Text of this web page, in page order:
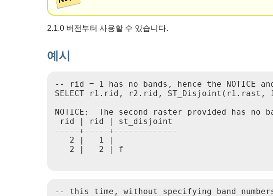
2.1.0 버전부터 사용할 수 있습니다.
예시
-- rid = 1 has no bands, hence the NOTICE
SELECT r1.rid, r2.rid, ST_Disjoint(r1.rast, 1,
NOTICE:  The second raster provided has no
rid | rid | st_disjoint
-----+-----+-------------
   2 |   1 |
   2 |   2 | f
-- this time, without specifying band